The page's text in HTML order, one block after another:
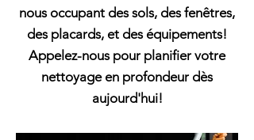
nous occupant des sols, des fenêtres,
des placards, et des équipements!
Appelez-nous pour planifier votre
nettoyage en profondeur dès
aujourd'hui!